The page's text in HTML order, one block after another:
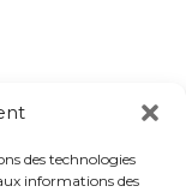
des technologies
informations des